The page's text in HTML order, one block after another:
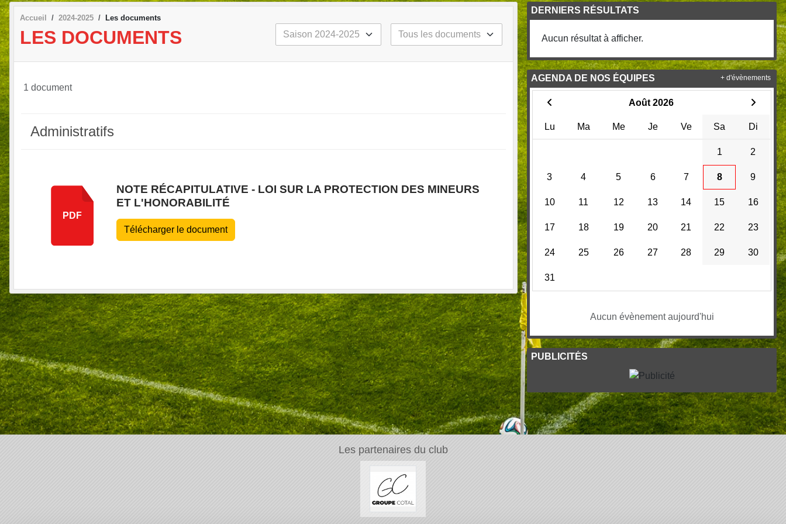
Accueil 2024-2025 Les documents
LES DOCUMENTS
1 document
Administratifs
PDF
NOTE RÉCAPITULATIVE - LOI SUR LA PROTECTION DES MINEURS
ET L'HONORABILITÉ
Télécharger le document
DERNIERS RÉSULTATS
Aucun résultat à afficher.
AGENDA DE NOS ÉQUIPES
Août 2026
Lu Ma Me Je Ve Sa Di
1 2
3 4 5 6 7 8 9
10 11 12 13 14 15 16
17 18 19 20 21 22 23
24 25 26 27 28 29 30
31
Aucun évènement aujourd'hui
+ d'évènements
PUBLICITÉS
Les partenaires du club